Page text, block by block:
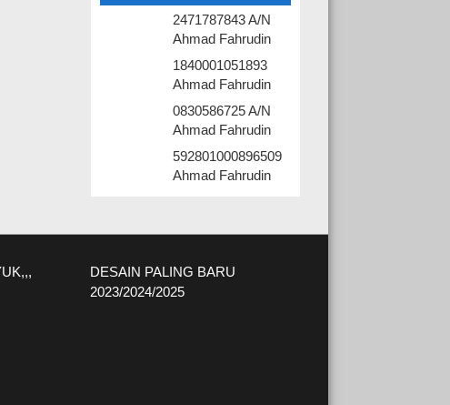
2471787843 A/N
Ahmad Fahrudin
1840001051893
Ahmad Fahrudin
0830586725 A/N
Ahmad Fahrudin
592801000896509
Ahmad Fahrudin
DESAIN PALING BARU
2023/2024/2025